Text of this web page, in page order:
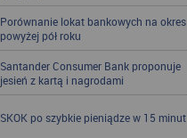
Porównanie lokat bankowych na okres
powyżej pół roku
Santander Consumer Bank proponuje
jesień z kartą i nagrodami
SKOK po szybkie pieniądze w 15 minut